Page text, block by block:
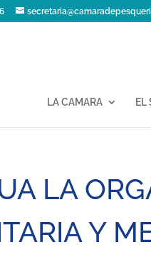
LA CAMARA EL
LA
Y